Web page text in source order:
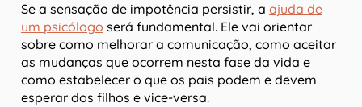
Se a sensação de impotência persistir, a ajuda de
um psicólogo será fundamental. Ele vai orientar
sobre como melhorar a comunicação, como aceitar
as mudanças que ocorrem nesta fase da vida e
como estabelecer o que os pais podem e devem
esperar dos filhos e vice-versa.